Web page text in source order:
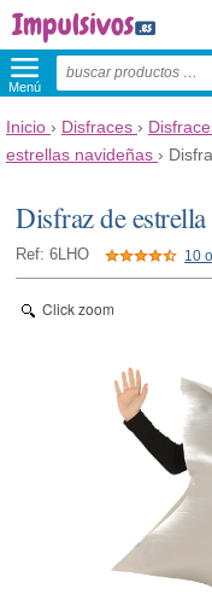
Menú
Inicio › Disfraces ›
estrellas navideñas ›
Disfraz de
Ref: 6LHO 10
Click zoom